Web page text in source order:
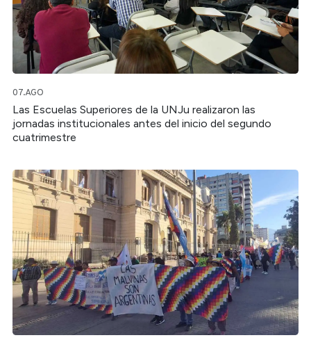
07.AGO
Las Escuelas Superiores de la UNJu realizaron las
jornadas institucionales antes del inicio del segundo
cuatrimestre